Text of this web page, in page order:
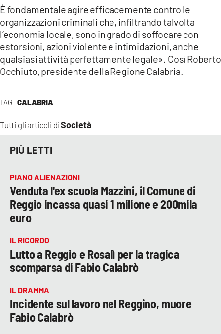
LACAPITALENEWS.IT
App
ANDROID
APPLE
TAG CALABRIA
Tutti gli articoli diSocietà
È fondamentale agire efficacemente contro le
organizzazioni criminali che, infiltrando talvolta
l’economia locale, sono in grado di soffocare con
estorsioni, azioni violente e intimidazioni, anche
qualsiasi attività perfettamente legale». Così Roberto
Occhiuto, presidente della Regione Calabria.
PIÙ LETTI
PIANO ALIENAZIONI
Venduta l'ex scuola Mazzini, il Comune di
Reggio incassa quasi 1 milione e 200mila
euro
IL RICORDO
Lutto a Reggio e Rosalì per la tragica
scomparsa di Fabio Calabrò
IL DRAMMA
Incidente sul lavoro nel Reggino, muore
Fabio Calabrò